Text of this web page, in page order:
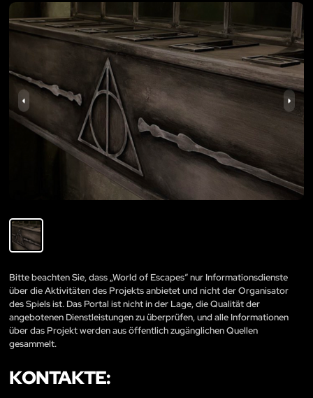
Bitte beachten Sie, dass „World of Escapes“ nur Informationsdienste
über die Aktivitäten des Projekts anbietet und nicht der Organisator
des Spiels ist. Das Portal ist nicht in der Lage, die Qualität der
angebotenen Dienstleistungen zu überprüfen, und alle Informationen
über das Projekt werden aus öffentlich zugänglichen Quellen
gesammelt.
KONTAKTE: